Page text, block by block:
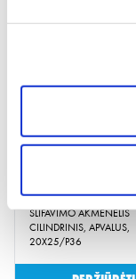
ŠLIFAVIMO AKMENĖLIS
CILINDRINIS, APVALUS,
20X25/P36